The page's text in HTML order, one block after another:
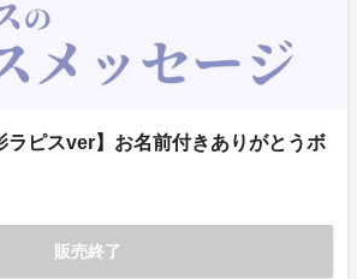
ラピスver】お名前付きありがとうボ
販売終了